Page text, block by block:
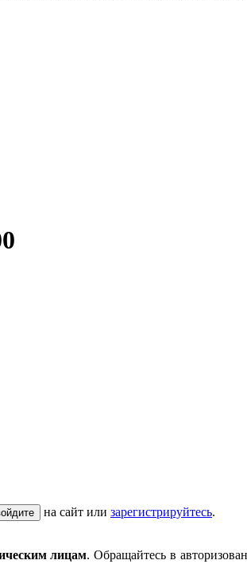
на сайт или зарегистрируйтесь.
лицам. Обращайтесь в